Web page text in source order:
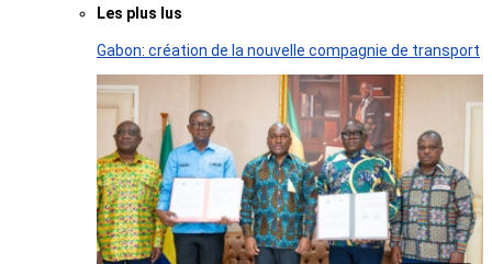
Les plus lus
Gabon: création de la nouvelle compagnie de transport